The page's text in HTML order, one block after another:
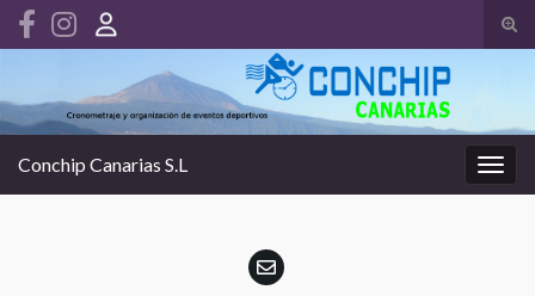
el
Search for:
la
Conchip Canarias S.L